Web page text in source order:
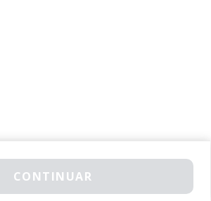
CONTINUAR